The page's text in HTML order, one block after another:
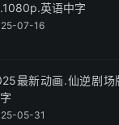
英语中字
07-16
最新动画.仙逆剧
05-31